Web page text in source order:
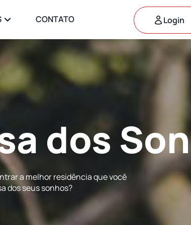
CONTATO Login
Perfeita
a melhor residência que você
dos seus sonhos?